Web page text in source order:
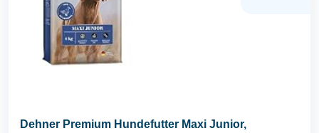
Dehner Premium Hundefutter Maxi Junior,